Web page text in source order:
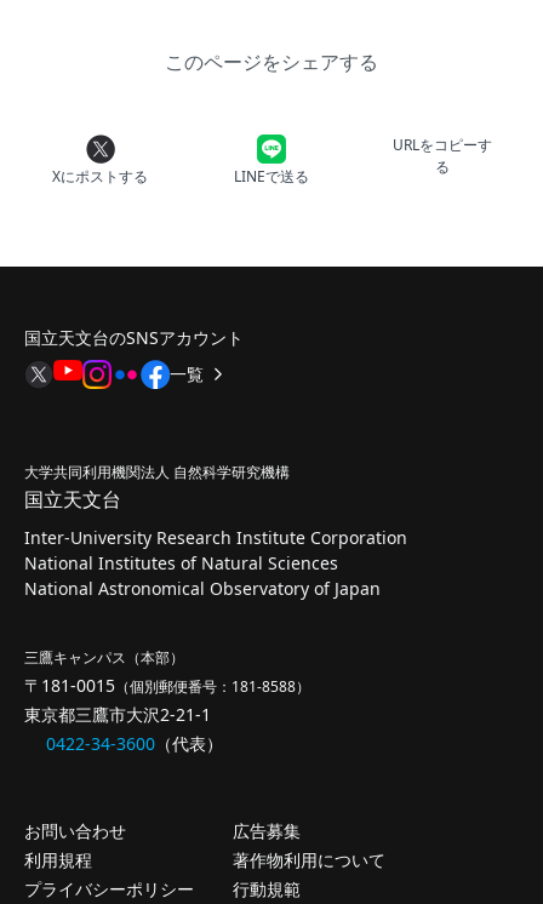
このページをシェアする
Xにポストする LINEで送る
URLをコピーす
る
国立天文台のSNSアカウント
一覧
大学共同利用機関法人 自然科学研究機構
国立天文台
Inter-University Research Institute Corporation
National Institutes of Natural Sciences
National Astronomical Observatory of Japan
三鷹キャンパス（本部）
〒181-0015 （個別郵便番号：181-8588）
東京都三鷹市大沢2-21-1
0422-34-3600 （代表）
お問い合わせ
広告募集
利用規程
著作物利用について
プライバシーポリシー
行動規範